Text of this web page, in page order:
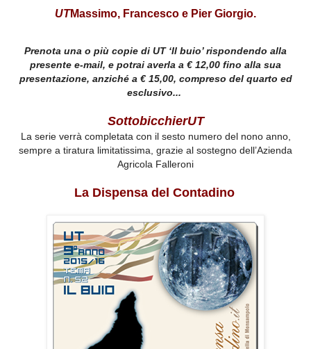
UTMassimo, Francesco e Pier Giorgio.
Prenota una o più copie di UT ‘Il buio’ rispondendo alla
presente e-mail, e potrai averla a € 12,00 fino alla sua
presentazione, anziché a € 15,00, compreso del quarto ed
esclusivo...
SottobicchierUT
La serie verrà completata con il sesto numero del nono anno,
sempre a tiratura limitatissima, grazie al sostegno dell’Azienda
Agricola Falleroni
La Dispensa del Contadino